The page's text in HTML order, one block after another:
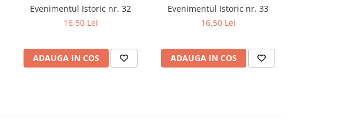
Evenimentul Istoric nr. 32
16,50 Lei
ADAUGA IN COS
Evenimentul Istoric nr. 33
16,50 Lei
ADAUGA IN COS